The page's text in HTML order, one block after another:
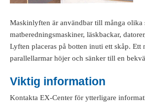
Maskinlyften är användbar till många olika
matberedningsmaskiner, läskbackar,
Lyften placeras på botten inuti ett skåp. Ett
parallellarmar höjer och sänker till en
Viktig information
Kontakta EX-Center för ytterligare